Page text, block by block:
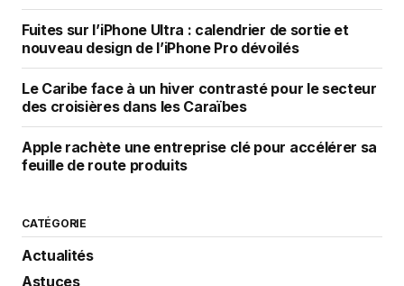
Fuites sur l’iPhone Ultra : calendrier de sortie et
nouveau design de l’iPhone Pro dévoilés
Le Caribe face à un hiver contrasté pour le secteur
des croisières dans les Caraïbes
Apple rachète une entreprise clé pour accélérer sa
feuille de route produits
CATÉGORIE
Actualités
Astuces